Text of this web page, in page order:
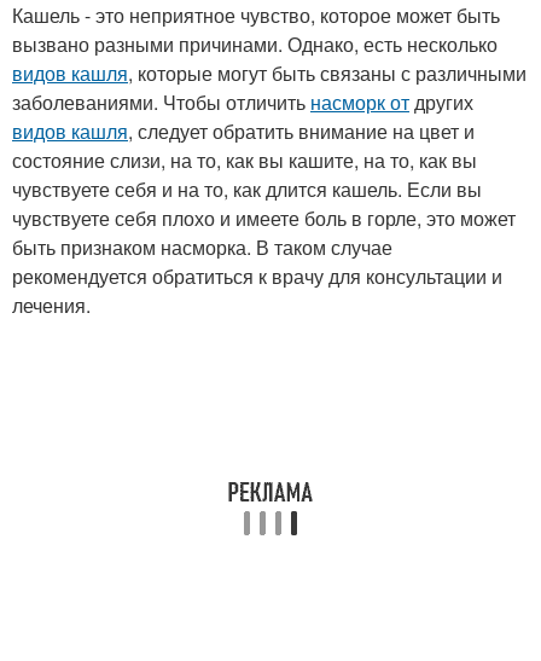
Кашель - это неприятное чувство, которое может быть
вызвано разными причинами. Однако, есть несколько
видов кашля, которые могут быть связаны с различными
заболеваниями. Чтобы отличить насморк отдругих
видов кашля, следует обратить внимание на цвет и
состояние слизи, на то, как вы кашите, на то, как вы
чувствуете себя и на то, как длится кашель. Если вы
чувствуете себя плохо и имеете боль в горле, это может
быть признаком насморка. В таком случае
рекомендуется обратиться к врачу для консультации и
лечения.